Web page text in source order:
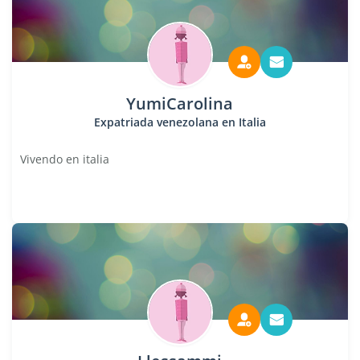
YumiCarolina
Expatriada venezolana en Italia
Vivendo en italia